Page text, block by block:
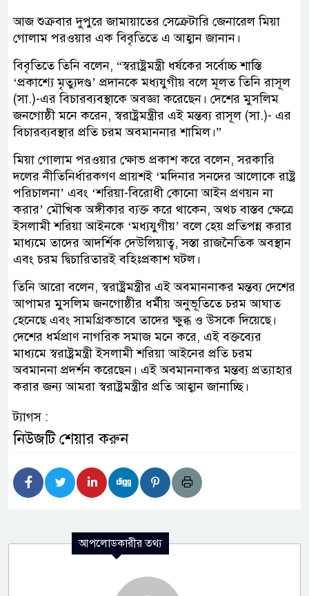
আজ শুক্রবার দুপুরে জামায়াতের সেক্রেটারি জেনারেল মিয়া
গোলাম পরওয়ার এক বিবৃতিতে এ আহ্বান জানান।
বিবৃতিতে তিনি বলেন, “স্বরাষ্ট্রমন্ত্রী ধর্ষকের সর্বোচ্চ শাস্তি
‘প্রকাশ্যে মৃত্যুদণ্ড’ প্রদানকে মধ্যযুগীয় বলে মূলত তিনি রাসূল
(সা.)-এর বিচারব্যবস্থাকে অবজ্ঞা করেছেন। দেশের মুসলিম
জনগোষ্ঠী মনে করেন, স্বরাষ্ট্রমন্ত্রীর এই মন্তব্য রাসূল (সা.)- এর
বিচারব্যবস্থার প্রতি চরম অবমাননার শামিল।”
মিয়া গোলাম পরওয়ার ক্ষোভ প্রকাশ করে বলেন, সরকারি
দলের নীতিনির্ধারকগণ প্রায়শই ‘মদিনার সনদের আলোকে রাষ্ট্র
পরিচালনা’ এবং ‘শরিয়া-বিরোধী কোনো আইন প্রণয়ন না
করার’ মৌখিক অঙ্গীকার ব্যক্ত করে থাকেন, অথচ বাস্তব ক্ষেত্রে
ইসলামী শরিয়া আইনকে ‘মধ্যযুগীয়’ বলে হেয় প্রতিপন্ন করার
মাধ্যমে তাদের আদর্শিক দেউলিয়াত্ব, সস্তা রাজনৈতিক অবস্থান
এবং চরম দ্বিচারিতারই বহিঃপ্রকাশ ঘটল।
তিনি আরো বলেন, স্বরাষ্ট্রমন্ত্রীর এই অবমাননাকর মন্তব্য দেশের
আপামর মুসলিম জনগোষ্ঠীর ধর্মীয় অনুভূতিতে চরম আঘাত
হেনেছে এবং সামগ্রিকভাবে তাদের ক্ষুব্ধ ও উসকে দিয়েছে।
দেশের ধর্মপ্রাণ নাগরিক সমাজ মনে করে, এই বক্তব্যের
মাধ্যমে স্বরাষ্ট্রমন্ত্রী ইসলামী শরিয়া আইনের প্রতি চরম
অবমাননা প্রদর্শন করেছেন। এই অবমাননাকর মন্তব্য প্রত্যাহার
করার জন্য আমরা স্বরাষ্ট্রমন্ত্রীর প্রতি আহ্বান জানাচ্ছি।
ট্যাগস :
নিউজটি শেয়ার করুন
আপলোডকারীর তথ্য